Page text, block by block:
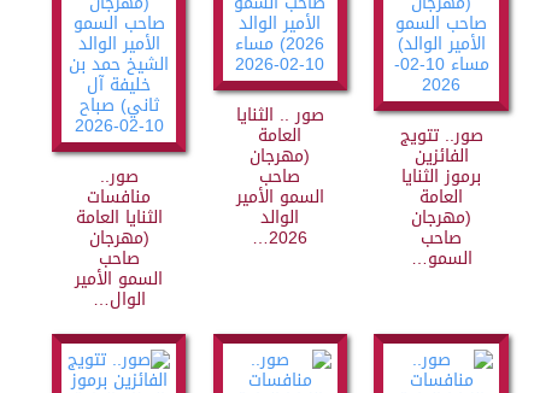
صور.. تتويج
الفائزين
برموز الثنايا
العامة
(مهرجان
صاحب
السمو…
صور .. الثنايا
العامة
(مهرجان
صاحب
السمو الأمير
الوالد
2026…
صور..
منافسات
الثنايا العامة
(مهرجان
صاحب
السمو الأمير
الوال…